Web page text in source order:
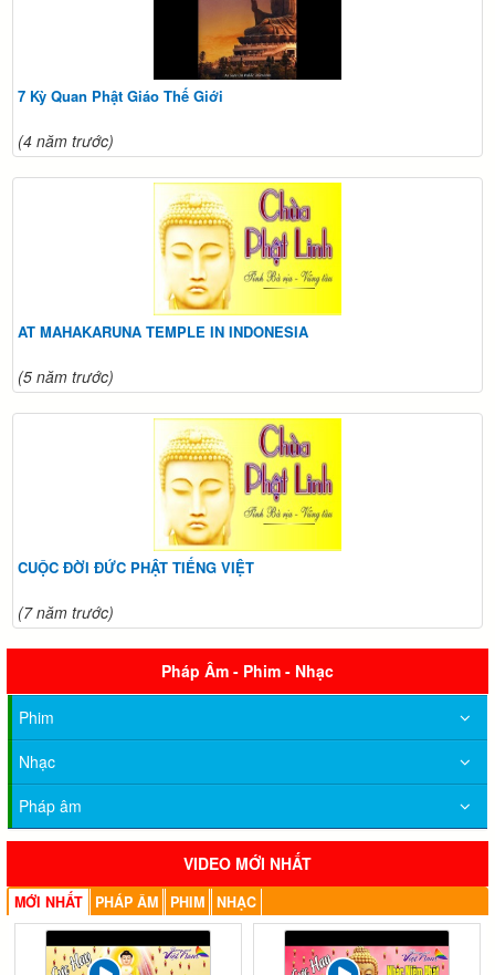
7 Kỳ Quan Phật Giáo Thế Giới
(4 năm trước)
AT MAHAKARUNA TEMPLE IN INDONESIA
(5 năm trước)
CUỘC ĐỜI ĐỨC PHẬT TIẾNG VIỆT
(7 năm trước)
Pháp Âm - Phim - Nhạc
Phim
Nhạc
Pháp âm
VIDEO MỚI NHẤT
MỚI NHẤT PHÁP ÂM PHIM NHẠC